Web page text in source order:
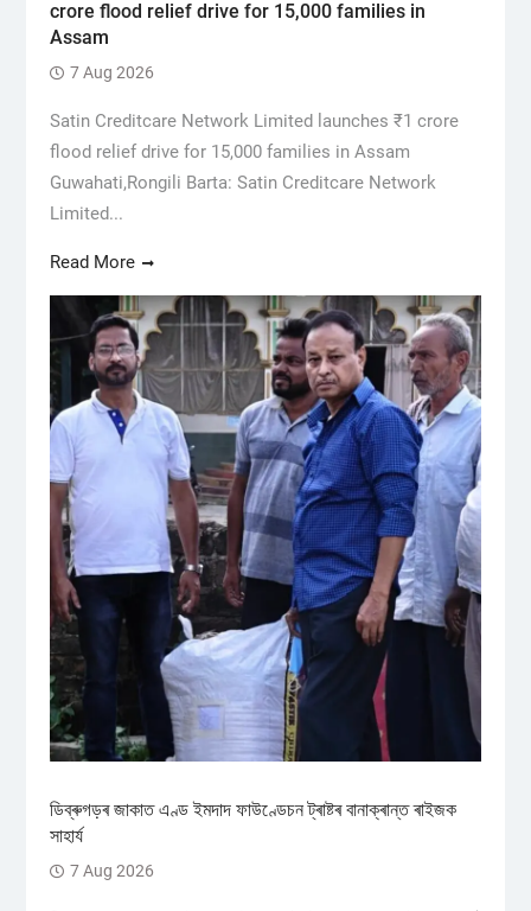
crore flood relief drive for 15,000 families in
Assam
7 Aug 2026
Satin Creditcare Network Limited launches ₹1 crore
flood relief drive for 15,000 families in Assam
Guwahati,Rongili Barta: Satin Creditcare Network
Limited...
Read More
ডিব্ৰুগড়ৰ জাকাত এণ্ড ইমদাদ ফাউণ্ডেচন ট্ৰাষ্টৰ বানাক্ৰান্ত ৰাইজক
সাহাৰ্য
7 Aug 2026